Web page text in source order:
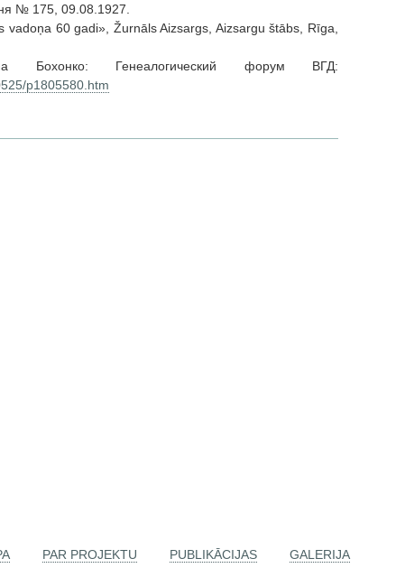
№ 175, 09.08.1927.
vadoņa 60 gadi», Žurnāls Aizsargs, Aizsargu štābs, Rīga,
Бохонко: Генеалогический форум ВГД:
p1805580.htm
PAR PROJEKTU PUBLIKĀCIJAS GALERIJA